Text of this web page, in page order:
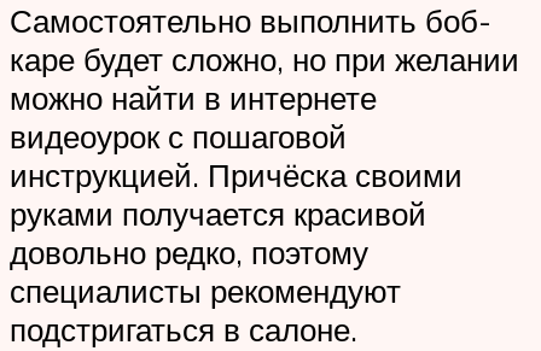
Самостоятельно выполнить боб-
каре будет сложно, но при желании
можно найти в интернете
видеоурок с пошаговой
инструкцией. Причёска своими
руками получается красивой
довольно редко, поэтому
специалисты рекомендуют
подстригаться в салоне.